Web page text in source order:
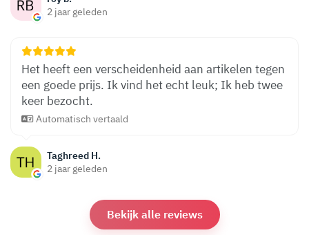
2 jaar geleden
Taghreed H.
2 jaar geleden
Het heeft een verscheidenheid aan artikelen tegen
een goede prijs. Ik vind het echt leuk; Ik heb twee
keer bezocht.
Automatisch vertaald
Bekijk alle reviews